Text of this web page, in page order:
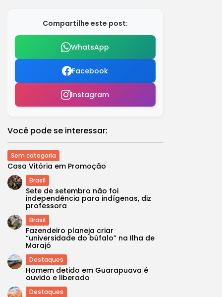
Compartilhe este post:
WhatsApp
Facebook
Instagram
Você pode se interessar:
Sem categoria
Casa Vitória em Promoção
Brasil
Sete de setembro não foi
independência para indígenas, diz
professora
Brasil
Fazendeiro planeja criar
“universidade do búfalo” na Ilha de
Marajó
Destaques
Homem detido em Guarapuava é
ouvido e liberado
Destaques